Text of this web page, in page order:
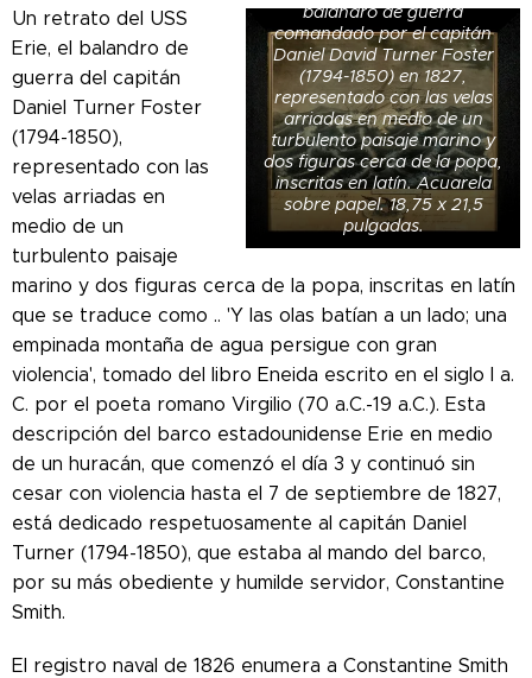
balandro de guerra
comandado por el capitán
Daniel David Turner Foster
(1794-1850) en 1827,
representado con las velas
arriadas en medio de un
turbulento paisaje marino y
dos figuras cerca de la popa,
inscritas en latín. Acuarela
sobre papel. 18,75 x 21,5
pulgadas.
Un retrato del USS
Erie, el balandro de
guerra del capitán
Daniel Turner Foster
(1794-1850),
representado con las
velas arriadas en
medio de un
turbulento paisaje
marino y dos figuras cerca de la popa, inscritas en latín
que se traduce como .. 'Y las olas batían a un lado; una
empinada montaña de agua persigue con gran
violencia', tomado del libro Eneida escrito en el siglo I a.
C. por el poeta romano Virgilio (70 a.C.-19 a.C.). Esta
descripción del barco estadounidense Erie en medio
de un huracán, que comenzó el día 3 y continuó sin
cesar con violencia hasta el 7 de septiembre de 1827,
está dedicado respetuosamente al capitán Daniel
Turner (1794-1850), que estaba al mando del barco,
por su más obediente y humilde servidor, Constantine
Smith.
El registro naval de 1826 enumera a Constantine Smith